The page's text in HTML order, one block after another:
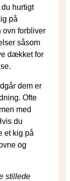
hurtigt
på
ovn forbliver
såsom
dækket for
dem er
Ofte
med
du
et kig på
og
stillede